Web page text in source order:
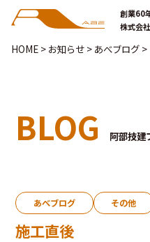
創業60
株式会社
HOME> お知らせ> あべブログ>
BLOG 阿部技建
あべブログ その他
施工直後